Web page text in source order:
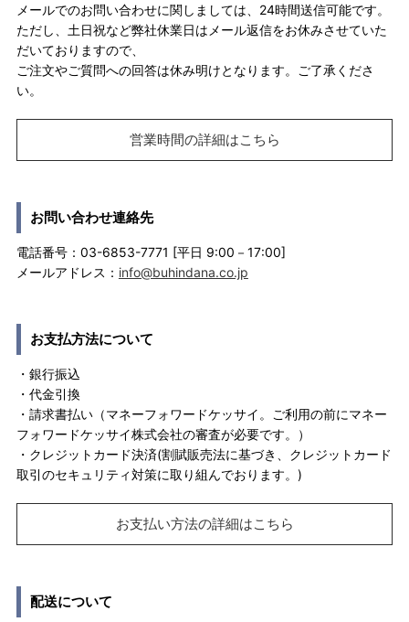
メールでのお問い合わせに関しましては、24時間送信可能です。
ただし、土日祝など弊社休業日はメール返信をお休みさせていた
だいておりますので、
ご注文やご質問への回答は休み明けとなります。ご了承くださ
い。
営業時間の詳細はこちら
お問い合わせ連絡先
電話番号：03-6853-7771 [平日 9:00－17:00]
メールアドレス： info@buhindana.co.jp
お支払方法について
・銀行振込
・代金引換
・請求書払い（マネーフォワードケッサイ。ご利用の前にマネー
フォワードケッサイ株式会社の審査が必要です。）
・クレジットカード決済(割賦販売法に基づき、クレジットカード
取引のセキュリティ対策に取り組んでおります。)
お支払い方法の詳細はこちら
配送について